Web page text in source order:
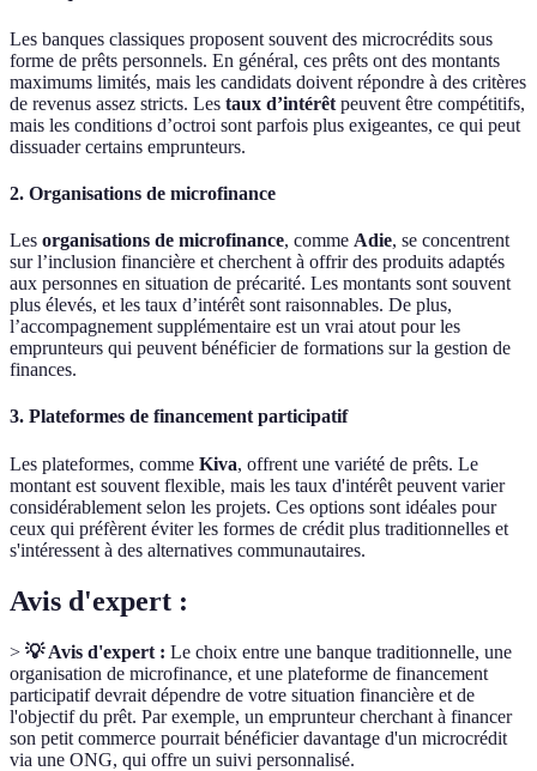
Les banques classiques proposent souvent des microcrédits sous
forme de prêts personnels. En général, ces prêts ont des montants
maximums limités, mais les candidats doivent répondre à des critères
de revenus assez stricts. Les taux d’intérêt peuvent être compétitifs,
mais les conditions d’octroi sont parfois plus exigeantes, ce qui peut
dissuader certains emprunteurs.
2. Organisations de microfinance
Les organisations de microfinance, comme Adie, se concentrent
sur l’inclusion financière et cherchent à offrir des produits adaptés
aux personnes en situation de précarité. Les montants sont souvent
plus élevés, et les taux d’intérêt sont raisonnables. De plus,
l’accompagnement supplémentaire est un vrai atout pour les
emprunteurs qui peuvent bénéficier de formations sur la gestion de
finances.
3. Plateformes de financement participatif
Les plateformes, comme Kiva, offrent une variété de prêts. Le
montant est souvent flexible, mais les taux d'intérêt peuvent varier
considérablement selon les projets. Ces options sont idéales pour
ceux qui préfèrent éviter les formes de crédit plus traditionnelles et
s'intéressent à des alternatives communautaires.
Avis d'expert :
> 💡 Avis d'expert : Le choix entre une banque traditionnelle, une
organisation de microfinance, et une plateforme de financement
participatif devrait dépendre de votre situation financière et de
l'objectif du prêt. Par exemple, un emprunteur cherchant à financer
son petit commerce pourrait bénéficier davantage d'un microcrédit
via une ONG, qui offre un suivi personnalisé.